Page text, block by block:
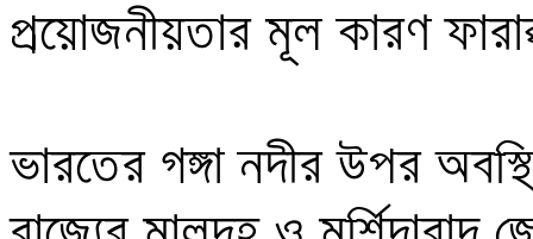
প্রয়োজনীয়তার মূল কারণ
ভারতের গঙ্গা নদীর উপর